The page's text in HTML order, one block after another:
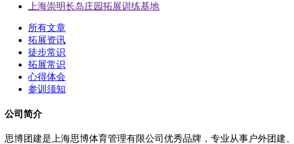
上海崇明长岛庄园拓展训练基地
所有文章
拓展资讯
徒步常识
拓展常识
心得体会
参训须知
公司简介
思博团建是上海思博体育管理有限公司优秀品牌，专业从事户外团建